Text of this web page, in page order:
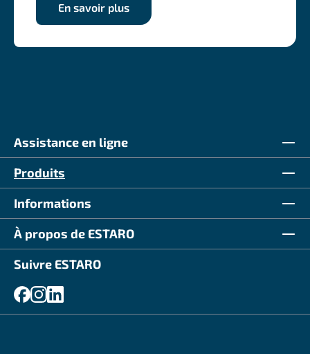
En savoir plus
Assistance en ligne
Produits
Informations
À propos de ESTARO
Suivre ESTARO